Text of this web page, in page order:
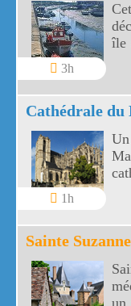
3h
île
la
Cathédrale du
1h
Sainte Suzanne